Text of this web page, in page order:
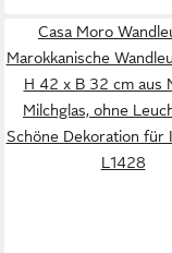
Casa Moro
Marokkanische
H 42 x B 32 cm aus
Milchglas, ohne
Schöne Dekoration für
L1428